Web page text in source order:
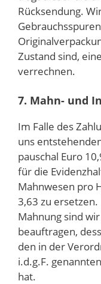
Rücksendung.
Zustand sind,
verrechnen.
7. Mahn- und
Im Falle des
uns
pauschal Euro
für die
Mahnwesen pro
3,63 zu
Mahnung sind
beauftragen,
den in der
i.d.g.F.
hat.